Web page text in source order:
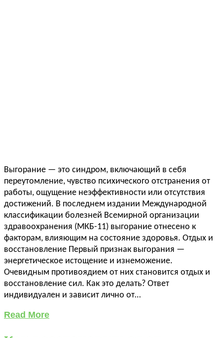
Выгорание — это синдром, включающий в себя
переутомление, чувство психического отстранения от
работы, ощущение неэффективности или отсутствия
достижений. В последнем издании Международной
классификации болезней Всемирной организации
здравоохранения (МКБ-11) выгорание отнесено к
факторам, влияющим на состояние здоровья. Отдых и
восстановление Первый признак выгорания —
энергетическое истощение и изнеможение.
Очевидным противоядием от них становится отдых и
восстановление сил. Как это делать? Ответ
индивидуален и зависит лично от…
Read More